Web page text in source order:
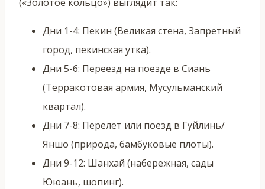
Дни 1-4: Пекин (Великая стена, Запретный
город, пекинская утка).
Дни 5-6: Переезд на поезде в Сиань
(Терракотовая армия, Мусульманский
квартал).
Дни 7-8: Перелет или поезд в Гуйлинь/
Яншо (природа, бамбуковые плоты).
Дни 9-12: Шанхай (набережная, сады
Ююань, шопинг).